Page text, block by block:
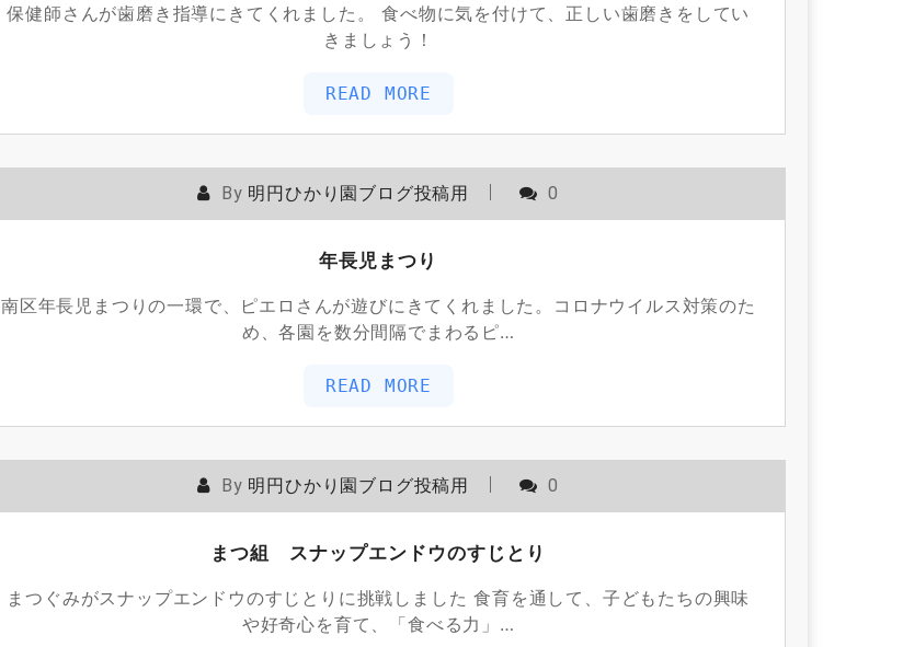
保健師さんが歯磨き指導にきてくれました。 食べ物に気を付けて、正しい歯磨きをしてい
きましょう！
READ MORE
By 明円ひかり園ブログ投稿用 0
年長児まつり
南区年長児まつりの一環で、ピエロさんが遊びにきてくれました。コロナウイルス対策のた
め、各園を数分間隔でまわるピ…
READ MORE
By 明円ひかり園ブログ投稿用 0
まつ組 スナップエンドウのすじとり
まつぐみがスナップエンドウのすじとりに挑戦しました 食育を通して、子どもたちの興味
や好奇心を育て、「食べる力」…